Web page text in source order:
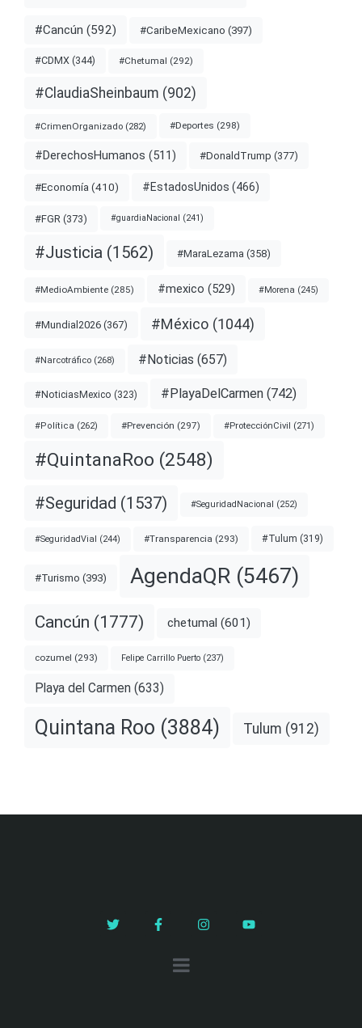
#Cancún (592) #CaribeMexicano (397)
#CDMX (344) #Chetumal (292)
#ClaudiaSheinbaum (902)
#CrimenOrganizado (282) #Deportes (298)
#DerechosHumanos (511) #DonaldTrump (377)
#Economía (410) #EstadosUnidos (466)
#FGR (373) #guardiaNacional (241)
#Justicia (1562) #MaraLezama (358)
#MedioAmbiente (285) #mexico (529) #Morena (245)
#Mundial2026 (367) #México (1044)
#Narcotráfico (268) #Noticias (657)
#NoticiasMexico (323) #PlayaDelCarmen (742)
#Política (262) #Prevención (297) #ProtecciónCivil (271)
#QuintanaRoo (2548)
#Seguridad (1537) #SeguridadNacional (252)
#SeguridadVial (244) #Transparencia (293) #Tulum (319)
#Turismo (393) AgendaQR (5467)
Cancún (1777) chetumal (601)
cozumel (293) Felipe Carrillo Puerto (237)
Playa del Carmen (633)
Quintana Roo (3884) Tulum (912)